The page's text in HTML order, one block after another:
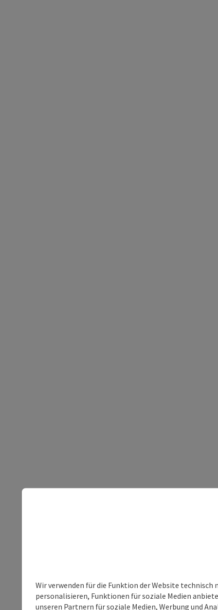
Wir verwenden für die Funktion der Website
personalisieren, Funktionen für soziale Medien
unseren Partnern für soziale Medien, Werbung und